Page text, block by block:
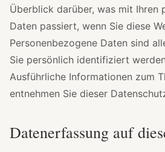
Überblick darüber, was mit Ihren
Daten passiert, wenn Sie diese
Personenbezogene Daten sind
Sie persönlich identifiziert
Ausführliche Informationen zum
entnehmen Sie dieser
Datenerfassung auf